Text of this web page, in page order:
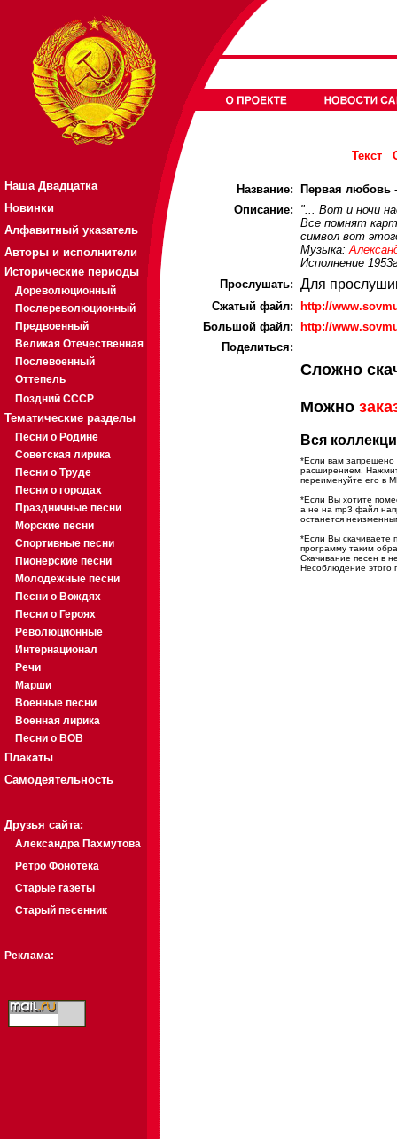
Наша Двадцатка
Новинки
Алфавитный указатель
Авторы и исполнители
Исторические периоды
Дореволюционный
Послереволюционный
Предвоенный
Великая Отечественная
Послевоенный
Оттепель
Поздний СССР
Тематические разделы
Песни о Родине
Советская лирика
Песни о Труде
Песни о городах
Праздничные песни
Морские песни
Спортивные песни
Пионерские песни
Молодежные песни
Песни о Вождях
Песни о Героях
Революционные
Интернационал
Речи
Марши
Военные песни
Военная лирика
Песни о ВОВ
Плакаты
Самодеятельность
Друзья сайта:
Александра Пахмутова
Ретро Фонотека
Старые газеты
Старый песенник
Реклама:
Текст
Название:
Первая любовь
Описание:
"... Вот и ночи
Все помнят
символ вот
Музыка:
Исполнение
Прослушать: Для
Cжатый файл:
http://
Большой файл:
http://
Поделиться:
Сложно
Можно
Вся
*Если вам запрещено
расширением.
переименуйте его в
*Если Вы хотите
а не на mp3 файл
останется
*Если Вы скачиваете
программу таким
Скачивание песен в
Несоблюдение этого